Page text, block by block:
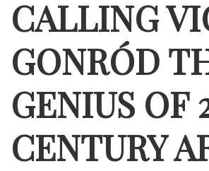
CALLING
GONRÓD
GENIUS OF
CENTURY